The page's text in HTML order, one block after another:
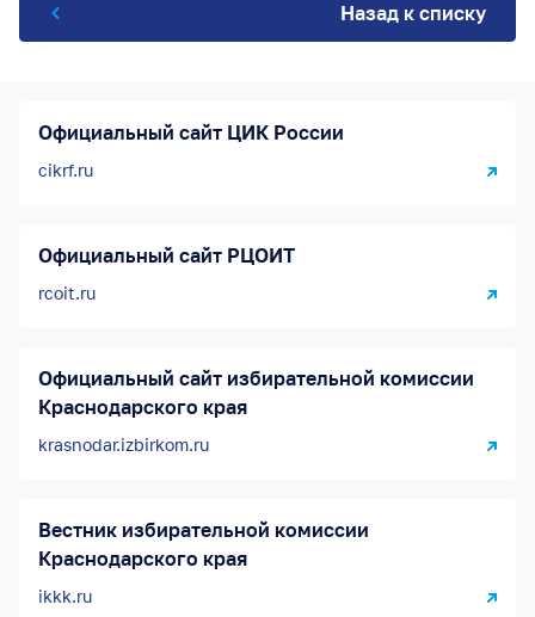
Назад к списку
Официальный сайт ЦИК России
cikrf.ru
Официальный сайт РЦОИТ
rcoit.ru
Официальный сайт избирательной комиссии
Краснодарского края
krasnodar.izbirkom.ru
Вестник избирательной комиссии
Краснодарского края
ikkk.ru